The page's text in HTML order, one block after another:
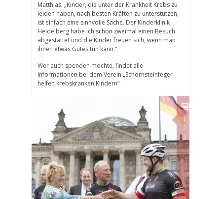
Matthias: „Kinder, die unter der Krankheit Krebs zu
leiden haben, nach besten Kräften zu unterstützen,
ist einfach eine sinnvolle Sache. Der Kinderklinik
Heidelberg habe ich schon zweimal einen Besuch
abgestattet und die Kinder freuen sich, wenn man
ihnen etwas Gutes tun kann.“
Wer auch spenden möchte, findet alle
Informationen bei dem Verein „Schornsteinfeger
helfen krebskranken Kindern“.
1
2
3